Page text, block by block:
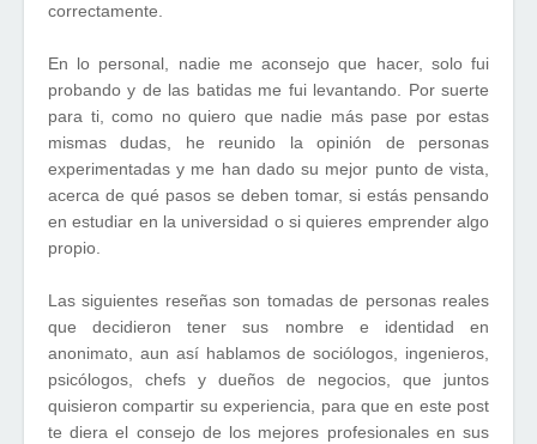
correctamente.
En lo personal, nadie me aconsejo que hacer, solo fui
probando y de las batidas me fui levantando. Por suerte
para ti, como no quiero que nadie más pase por estas
mismas dudas, he reunido la opinión de personas
experimentadas y me han dado su mejor punto de vista,
acerca de qué pasos se deben tomar, si estás pensando
en estudiar en la universidad o si quieres emprender algo
propio.
Las siguientes reseñas son tomadas de personas reales
que decidieron tener sus nombre e identidad en
anonimato, aun así hablamos de sociólogos, ingenieros,
psicólogos, chefs y dueños de negocios, que juntos
quisieron compartir su experiencia, para que en este post
te diera el consejo de los mejores profesionales en sus